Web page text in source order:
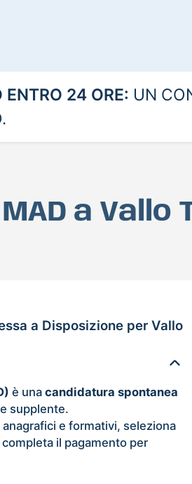
ENTRO 24 ORE: UN
a
a Disposizione per Vallo
è unacandidatura spontanea
supplente.
e formativi, seleziona
completa il pagamento per